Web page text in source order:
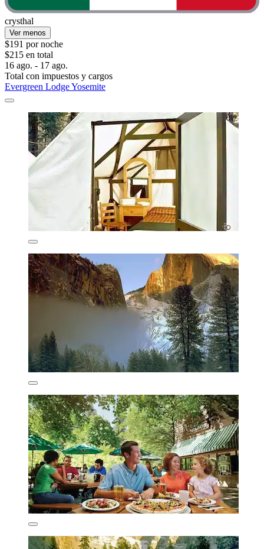
crysthal
Ver menos
$191 por noche
$215 en total
16 ago. - 17 ago.
Total con impuestos y cargos
Evergreen Lodge Yosemite